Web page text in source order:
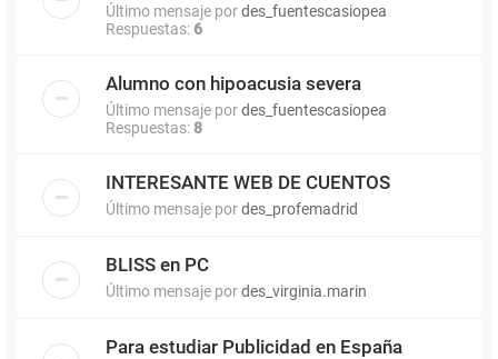
Último mensaje pordes_fuentescasiopea
Respuestas: 6
Alumno con hipoacusia severa
Último mensaje pordes_fuentescasiopea
Respuestas: 8
INTERESANTE WEB DE CUENTOS
Último mensaje pordes_profemadrid
BLISS en PC
Último mensaje pordes_virginia.marin
Para estudiar Publicidad en España